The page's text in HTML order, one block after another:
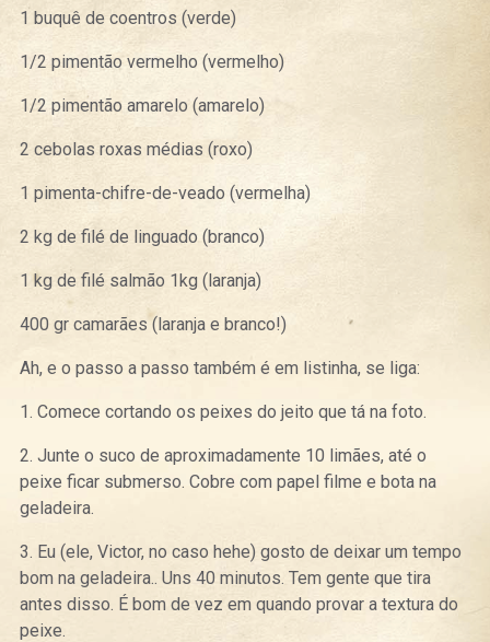
1 buquê de coentros (verde)
1/2 pimentão vermelho (vermelho)
1/2 pimentão amarelo (amarelo)
2 cebolas roxas médias (roxo)
1 pimenta-chifre-de-veado (vermelha)
2 kg de filé de linguado (branco)
1 kg de filé salmão 1kg (laranja)
400 gr camarães (laranja e branco!)
Ah, e o passo a passo também é em listinha, se liga:
1. Comece cortando os peixes do jeito que tá na foto.
2. Junte o suco de aproximadamente 10 limães, até o
peixe ficar submerso. Cobre com papel filme e bota na
geladeira.
3. Eu (ele, Victor, no caso hehe) gosto de deixar um tempo
bom na geladeira.. Uns 40 minutos. Tem gente que tira
antes disso. É bom de vez em quando provar a textura do
peixe.